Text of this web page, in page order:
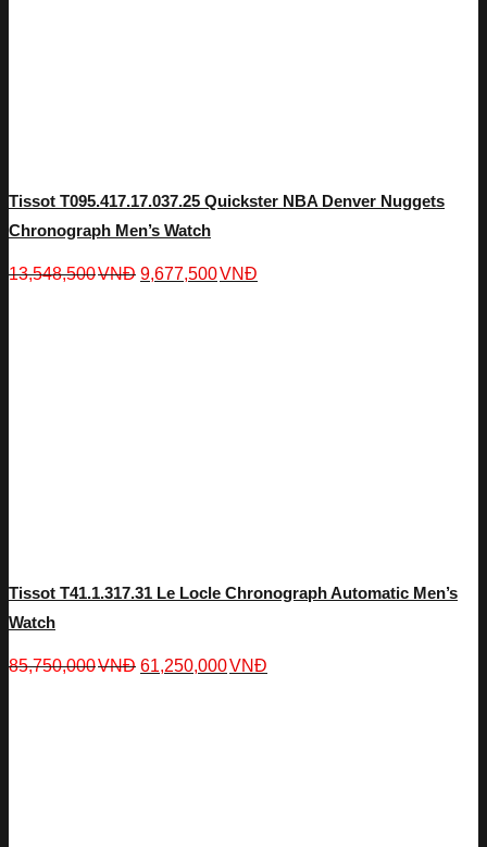
Tissot T095.417.17.037.25 Quickster NBA Denver Nuggets
Chronograph Men’s Watch
13,548,500VNĐ 9,677,500VNĐ
Tissot T41.1.317.31 Le Locle Chronograph Automatic Men’s
Watch
85,750,000VNĐ 61,250,000VNĐ